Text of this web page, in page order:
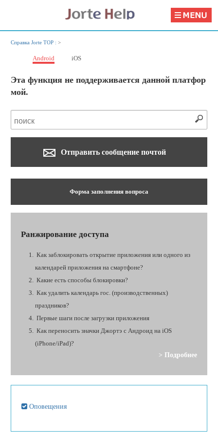
Справка Jorte TOP :>
Android iOS
Эта функция не поддерживается данной платфор
мой.
Отправить сообщение почтой
Форма заполнения вопроса
Ранжирование доступа
Как заблокировать открытие приложения или одного из
календарей приложения на смартфоне?
Какие есть способы блокировки?
Как удалить календарь гос. (производственных)
праздников?
Первые шаги после загрузки приложения
Как переносить значки Джортэ с Андроид на iOS
(iPhone/iPad)?
> Подробнее
Оповещения